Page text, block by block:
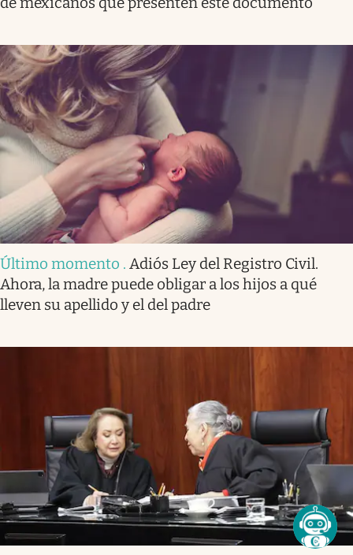
Último momento . Adiós Ley del Registro Civil.
Ahora, la madre puede obligar a los hijos a qué
lleven su apellido y el del padre